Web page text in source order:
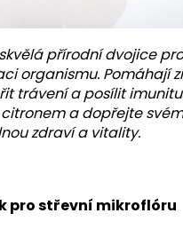
přírodní dvojice
organismu. Pomáhají
trávení a posílit
citronem a dopřejte
zdraví a vitality.
pro střevní mikroflóru